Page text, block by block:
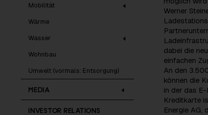
Mobilität
Wärme
Wasser
Wohnbau
Umwelt (vormals: Entsorgung)
MEDIA
INVESTOR RELATIONS
Werner
dabei die
einfachen
An den
können die
in der das
Kreditkarte
Energie AG,